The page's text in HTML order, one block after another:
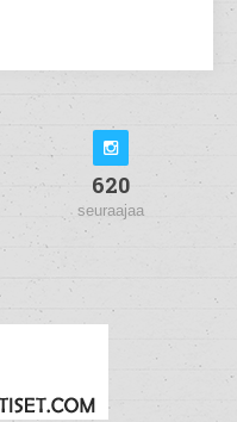
620
seuraajaa